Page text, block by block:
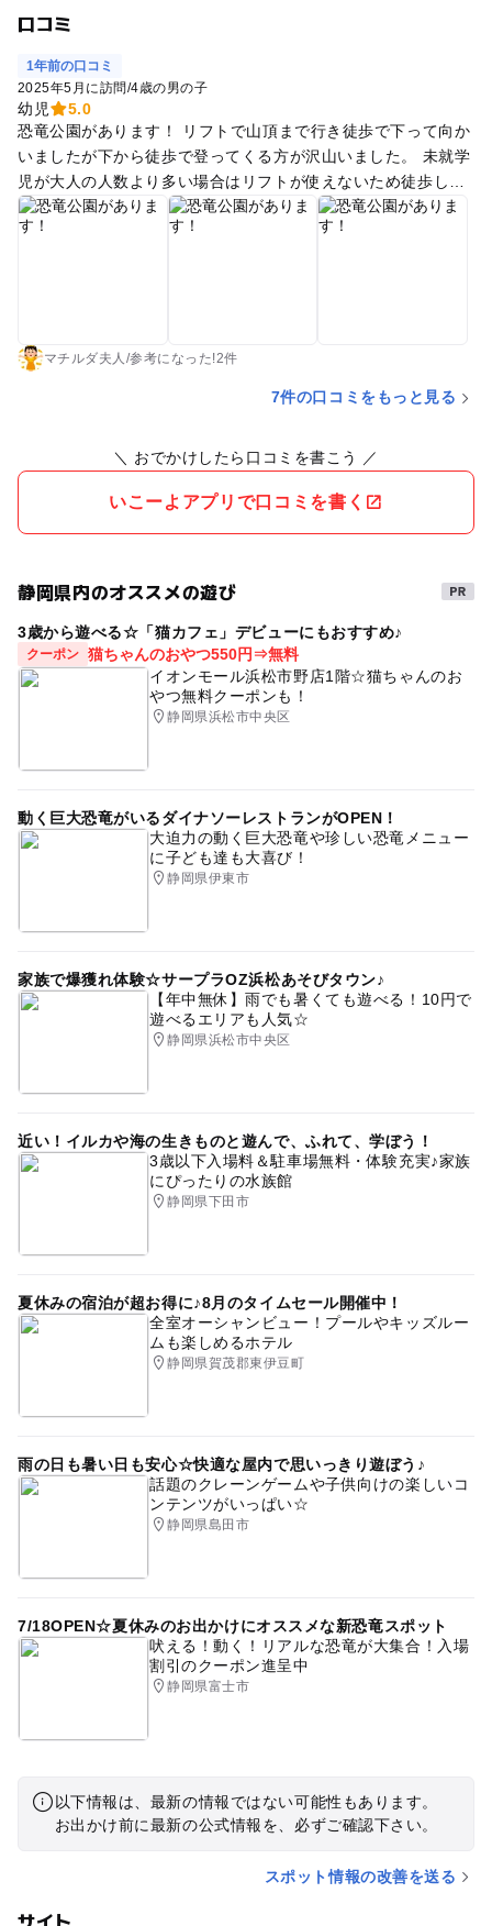
口コミ
1年前の口コミ
2025年5月に訪問/4歳の男の子
幼児
5.0
恐竜公園があります！ リフトで山頂まで行き徒歩で下って向か
いましたが下から徒歩で登ってくる方が沢山いました。 未就学
児が大人の人数より多い場合はリフトが使えないため徒歩しか
選択肢がありません。 自販機はないので飲み物を忘れずに！
大きな恐竜が沢山いて、遊具もあり子供は喜んでいました。 遊
マチルダ夫人 /参考に なった!2件
7件の口コミをもっと見る
＼ おでかけしたら口コミを書こう ／
いこーよアプリで口コミを書く
静岡県内のオススメの遊び
3歳から遊べる☆「猫カフェ」デビューにもおすすめ♪
クーポン 猫ちゃんのおやつ550円⇒無料
イオンモール浜松市野店1階☆猫ちゃんのお
やつ無料クーポンも！
静岡県浜松市中央区
動く巨大恐竜がいるダイナソーレストランがOPEN！
大迫力の動く巨大恐竜や珍しい恐竜メニュー
に子ども達も大喜び！
静岡県伊東市
家族で爆獲れ体験☆サープラOZ浜松あそびタウン♪
【年中無休】雨でも暑くても遊べる！10円で
遊べるエリアも人気☆
静岡県浜松市中央区
近い！イルカや海の生きものと遊んで、ふれて、学ぼう！
3歳以下入場料＆駐車場無料・体験充実♪家族
にぴったりの水族館
静岡県下田市
夏休みの宿泊が超お得に♪8月のタイムセール開催中！
全室オーシャンビュー！プールやキッズルー
ムも楽しめるホテル
静岡県賀茂郡東伊豆町
雨の日も暑い日も安心☆快適な屋内で思いっきり遊ぼう♪
話題のクレーンゲームや子供向けの楽しいコ
ンテンツがいっぱい☆
静岡県島田市
7/18OPEN☆夏休みのお出かけにオススメな新恐竜スポット
吠える！動く！リアルな恐竜が大集合！入場
割引のクーポン進呈中
静岡県富士市
以下情報は、最新の情報ではない可能性もあります。
お出かけ前に最新の公式情報を、必ずご確認下さい。
スポット情報の改善を送る
サイト